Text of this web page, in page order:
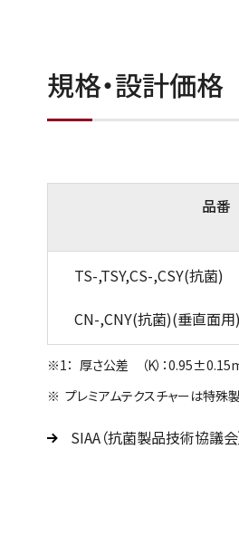
規格・設計価格
品番
TS-,TSY,CS-,CSY(抗菌)
CN-,CNY(抗菌)(垂直面用)
厚さ公差 （K）：
プレミアムテクスチャーは特殊
SIAA（抗菌製品技術協議